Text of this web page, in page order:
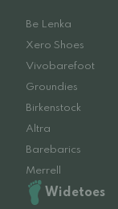
Be Lenka
Xero Shoes
Vivobarefoot
Groundies
Birkenstock
Altra
Barebarics
Merrell
Widetoes